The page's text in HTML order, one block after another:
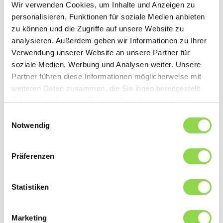
Wir verwenden Cookies, um Inhalte und Anzeigen zu
personalisieren, Funktionen für soziale Medien anbieten
zu können und die Zugriffe auf unsere Website zu
analysieren. Außerdem geben wir Informationen zu Ihrer
Verwendung unserer Website an unsere Partner für
soziale Medien, Werbung und Analysen weiter. Unsere
Partner führen diese Informationen möglicherweise mit
weiteren Daten zusammen, die Sie ihnen bereitgestellt
haben oder die sie im Rahmen Ihrer Nutzung der Dienste
Notwendig
Präferenzen
Statistiken
Marketing
électriques. Qu’il s’agisse d’éclairage ou de systèmes
d’automatisation du bâtiment, de communication ou
d’installations photovoltaïques : ils et elles sont des
experts spécialisés. Ils conseillent les clients,
configurent des logiciels et assurent un fonctionnement
sans faille.